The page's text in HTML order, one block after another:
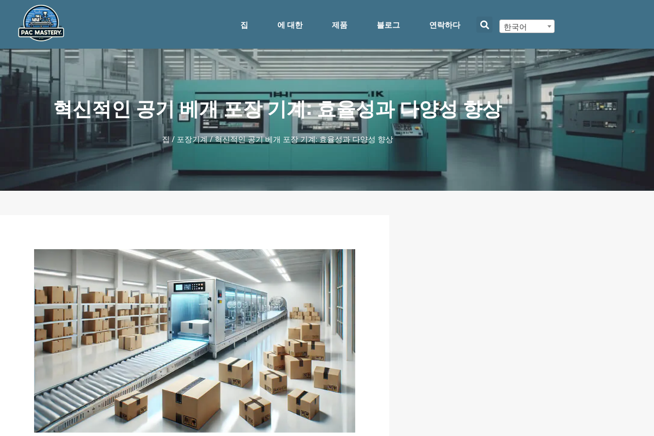
집 에 대한 제품 블로그 연락하다 한국어
혁신적인 공기 베개 포장 기계: 효율성과 다양성 향상
집/ 포장기계/ 혁신적인 공기 베개 포장 기계: 효율성과 다양성 향상